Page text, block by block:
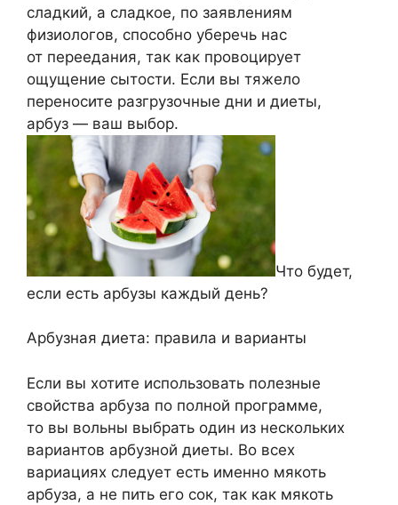
сладкий, а сладкое, по заявлениям
физиологов, способно уберечь нас
от переедания, так как провоцирует
ощущение сытости. Если вы тяжело
переносите разгрузочные дни и диеты,
арбуз — ваш выбор.
Что будет,
если есть арбузы каждый день?
Арбузная диета: правила и варианты
Если вы хотите использовать полезные
свойства арбуза по полной программе,
то вы вольны выбрать один из нескольких
вариантов арбузной диеты. Во всех
вариациях следует есть именно мякоть
арбуза, а не пить его сок, так как мякоть